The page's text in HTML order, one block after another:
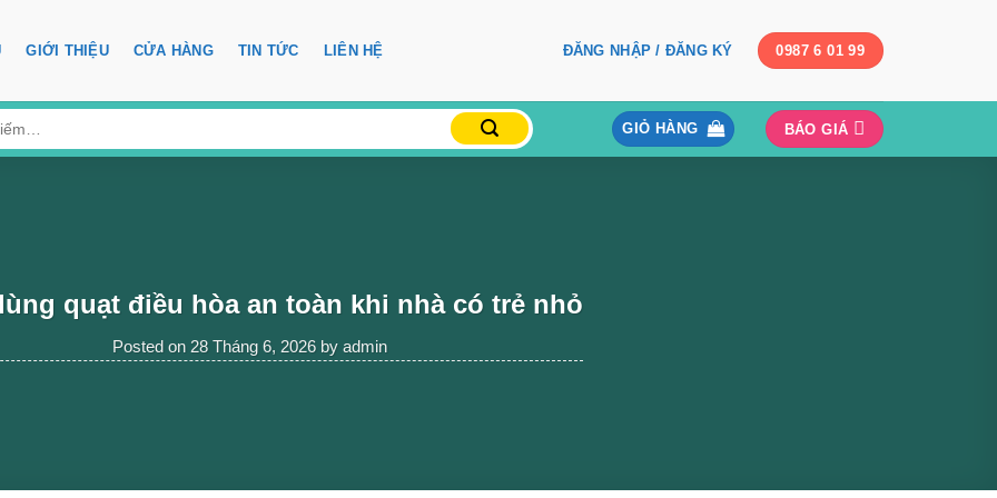
GIỚI THIỆU CỬA HÀNG TIN TỨC LIÊN HỆ ĐĂNG NHẬP / ĐĂNG KÝ 0987 6 01 99
GIỎ HÀNG BÁO GIÁ
quạt điều hòa an toàn khi nhà có trẻ nhỏ
Posted on 28 Tháng 6, 2026by admin